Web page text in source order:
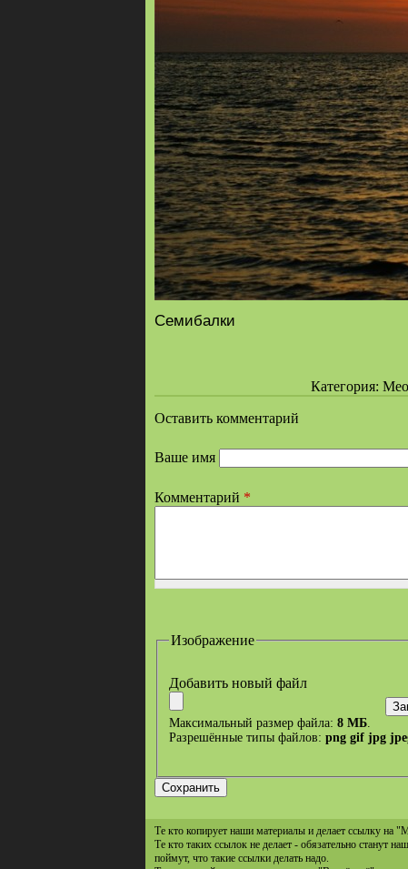
Семибалки
Категория:
Оставить комментарий
Ваше имя
Комментарий *
Изображение
Добавить новый файл
Максимальный размер файла: 8 МБ.
Разрешённые типы файлов: png gif jpg
Те кто копирует наши материалы и делает ссылку на
Те кто таких ссылок не делает - обязательно станут
поймут, что такие ссылки делать надо.